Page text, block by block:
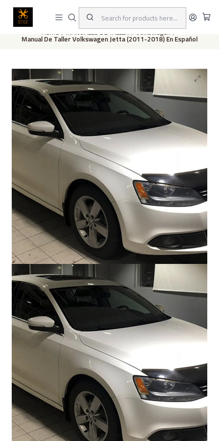
This is the slide text
Home MANUALES DE TALLER Volkswagen
Manual De Taller Volkswagen Jetta (2011-2018) En Español